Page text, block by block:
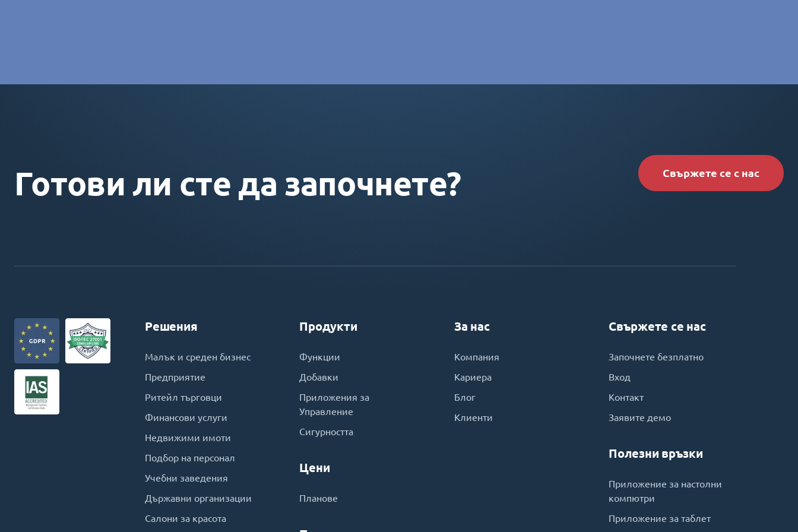
Готови ли сте да започнете? Свържете се с нас
Решения
Малък и среден бизнес
Предприятие
Ритейл търговци
Финансови услуги
Недвижими имоти
Подбор на персонал
Учебни заведения
Държавни организации
Салони за красота
Продукти
Функции
Добавки
Приложения за
Управление
Сигурността
Цени
Планове
За нас
Компания
Кариера
Блог
Клиенти
Свържете се нас
Започнете безплатно
Вход
Контакт
Заявите демо
Полезни връзки
Приложение за настолни
компютри
Приложение за таблет